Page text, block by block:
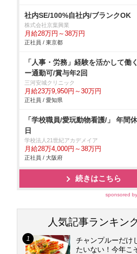
社内SE/100%自社内/ブランクOK
株式会社京葉興業
月給28万円～38万円
正社員 / 東京都
「人事・労務」経験を活かして働
ー通勤可/賞与年2回
三河安城クリニック
月給23万9,950円～30万円
正社員 / 愛知県
「学校職員/愛玩動物看護/」 年間
日
学校法人21世紀アカデメイア
月給28万4,000円～38万円
正社員 / 大阪府
続きはこちら
sponsored
人気記事ランキン
チャンプルーだけ
たいない！今年こ